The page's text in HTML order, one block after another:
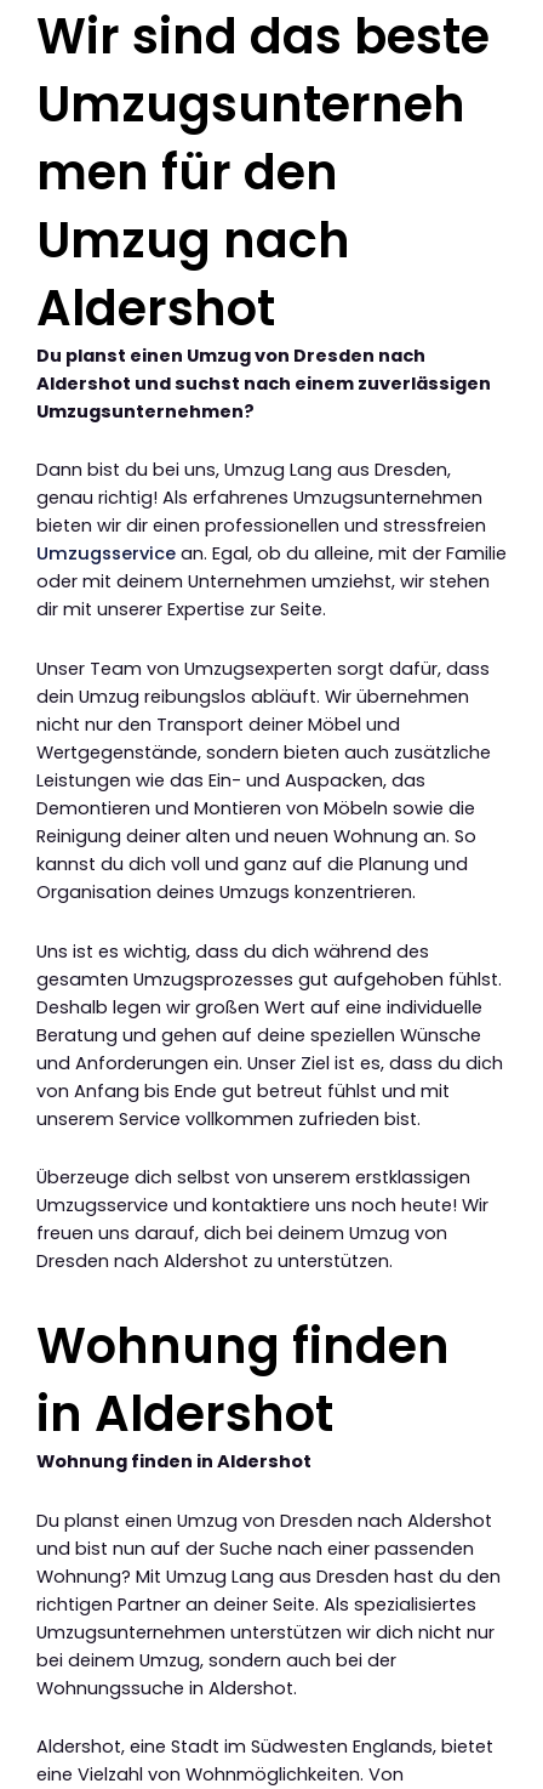
Wir sind das beste
Umzugsunterneh
men für den
Umzug nach
Aldershot
Du planst einen Umzug von Dresden nach
Aldershot und suchst nach einem zuverlässigen
Umzugsunternehmen?
Dann bist du bei uns, Umzug Lang aus Dresden,
genau richtig! Als erfahrenes Umzugsunternehmen
bieten wir dir einen professionellen und stressfreien
Umzugsservice an. Egal, ob du alleine, mit der Familie
oder mit deinem Unternehmen umziehst, wir stehen
dir mit unserer Expertise zur Seite.
Unser Team von Umzugsexperten sorgt dafür, dass
dein Umzug reibungslos abläuft. Wir übernehmen
nicht nur den Transport deiner Möbel und
Wertgegenstände, sondern bieten auch zusätzliche
Leistungen wie das Ein- und Auspacken, das
Demontieren und Montieren von Möbeln sowie die
Reinigung deiner alten und neuen Wohnung an. So
kannst du dich voll und ganz auf die Planung und
Organisation deines Umzugs konzentrieren.
Uns ist es wichtig, dass du dich während des
gesamten Umzugsprozesses gut aufgehoben fühlst.
Deshalb legen wir großen Wert auf eine individuelle
Beratung und gehen auf deine speziellen Wünsche
und Anforderungen ein. Unser Ziel ist es, dass du dich
von Anfang bis Ende gut betreut fühlst und mit
unserem Service vollkommen zufrieden bist.
Überzeuge dich selbst von unserem erstklassigen
Umzugsservice und kontaktiere uns noch heute! Wir
freuen uns darauf, dich bei deinem Umzug von
Dresden nach Aldershot zu unterstützen.
Wohnung finden
in Aldershot
Wohnung finden in Aldershot
Du planst einen Umzug von Dresden nach Aldershot
und bist nun auf der Suche nach einer passenden
Wohnung? Mit Umzug Lang aus Dresden hast du den
richtigen Partner an deiner Seite. Als spezialisiertes
Umzugsunternehmen unterstützen wir dich nicht nur
bei deinem Umzug, sondern auch bei der
Wohnungssuche in Aldershot.
Aldershot, eine Stadt im Südwesten Englands, bietet
eine Vielzahl von Wohnmöglichkeiten. Von